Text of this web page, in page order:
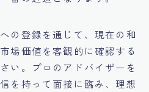
の登録を通じて、現在の和
場価値を客観的に確認する
い。プロのアドバイザーを
を持って面接に臨み、理想